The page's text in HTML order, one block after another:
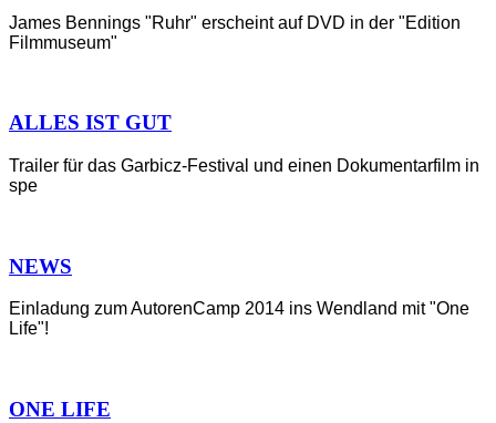
James Bennings "Ruhr" erscheint auf DVD in der "Edition
Filmmuseum"
ALLES IST GUT
Trailer für das Garbicz-Festival und einen Dokumentarfilm in
spe
NEWS
Einladung zum AutorenCamp 2014 ins Wendland mit "One
Life"!
ONE LIFE